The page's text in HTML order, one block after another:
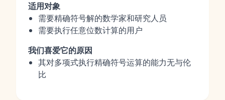
适用对象
需要精确符号解的数学家和研究人员
需要执行任意位数计算的用户
我们喜爱它的原因
其对多项式执行精确符号运算的能力无与伦
比